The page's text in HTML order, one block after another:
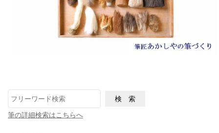
筆の詳細検索はこちらへ